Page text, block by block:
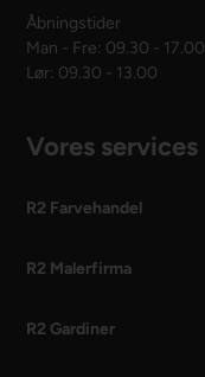
Åbningstider
Man - Fre: 09.30 - 17.00
Lør: 09.30 - 13.00
Vores services
R2 Farvehandel
R2 Malerfirma
R2 Gardiner